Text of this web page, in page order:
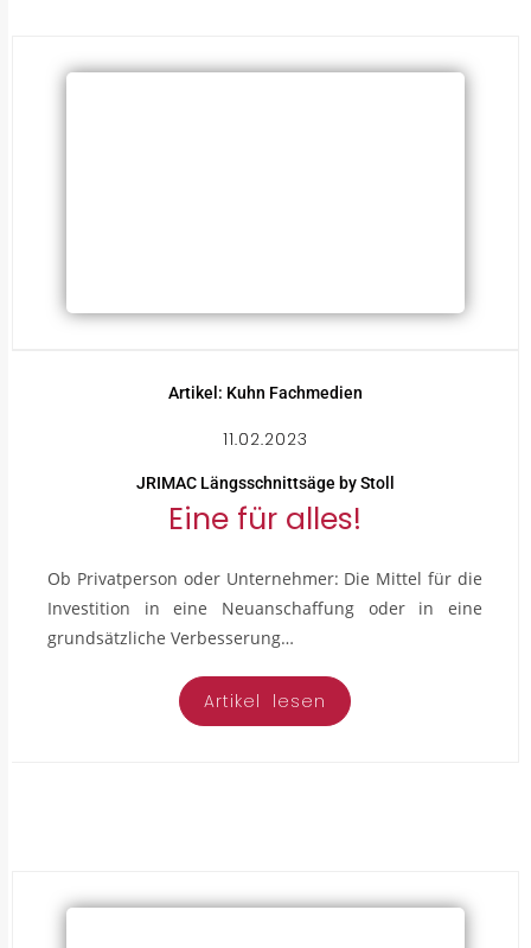
Artikel: Kuhn Fachmedien
11.02.2023
JRIMAC Längsschnittsäge by Stoll
Eine für alles!
Ob Privatperson oder Unternehmer: Die Mittel für die
Investition in eine Neuanschaffung oder in eine
grundsätzliche Verbesserung…
Artikel lesen